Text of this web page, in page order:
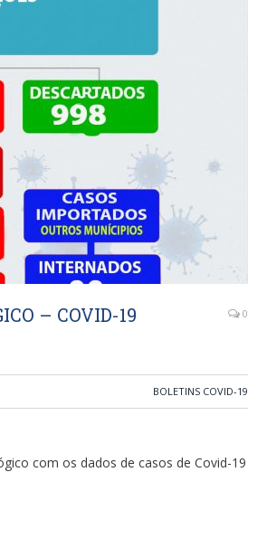
– COVID-19
0
BOLETINS COVID-19
com os dados de casos de Covid-19